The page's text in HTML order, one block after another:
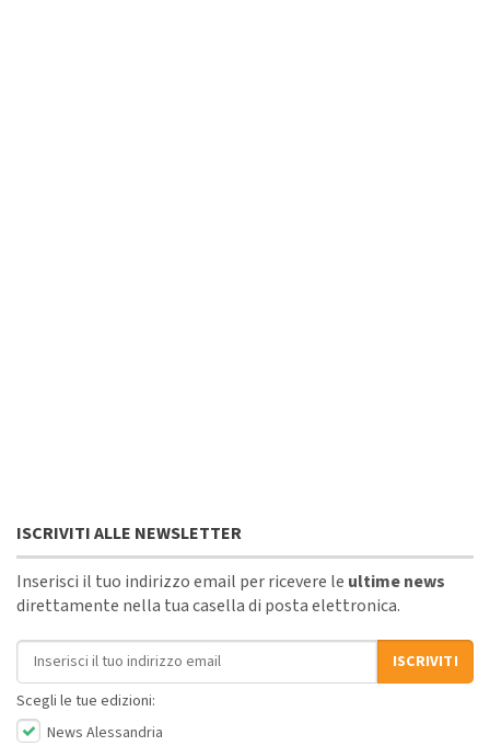
ISCRIVITI ALLE NEWSLETTER
Inserisci il tuo indirizzo email per ricevere le ultime news
direttamente nella tua casella di posta elettronica.
Indirizzo email
ISCRIVITI
Scegli le tue edizioni:
News Alessandria